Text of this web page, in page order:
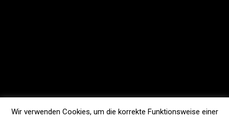
Wir verwenden Cookies, um die korrekte Funktionsweise einer